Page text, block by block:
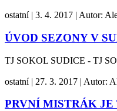
ostatní | 3. 4. 2017 | Autor:
ÚVOD SEZONY V
TJ SOKOL SUDICE - TJ
ostatní | 27. 3. 2017 | Autor:
PRVNÍ MISTRÁK JE